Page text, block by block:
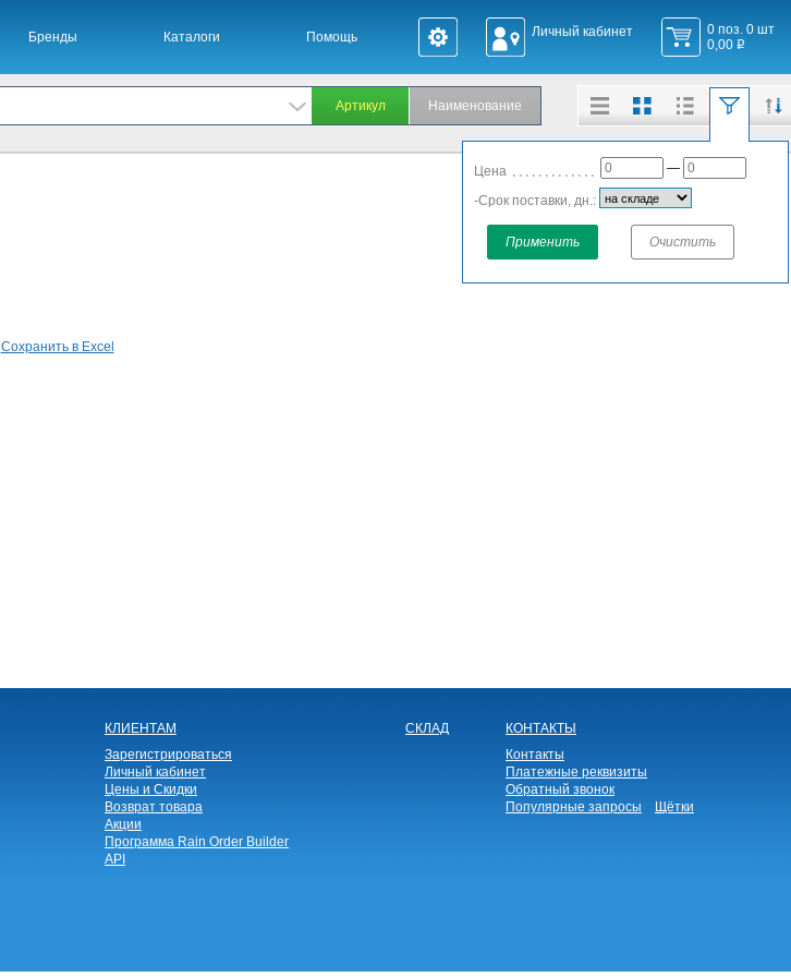
Бренды Каталоги Помощь Личный кабинет
0 поз. 0 шт
0,00q
Цена —
-Срок поставки, дн.:
Применить Очистить
Сохранить в Excel
КЛИЕНТАМ
Зарегистрироваться
Личный кабинет
Цены и Скидки
Возврат товара
Акции
Программа Rain Order Builder
API
СКЛАД
КОНТАКТЫ
Контакты
Платежные реквизиты
Обратный звонок
Популярные запросы
Щётки